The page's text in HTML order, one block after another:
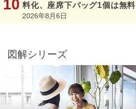
料化、座席下バッグ1個は無料
2026年8月6日
図解シリーズ